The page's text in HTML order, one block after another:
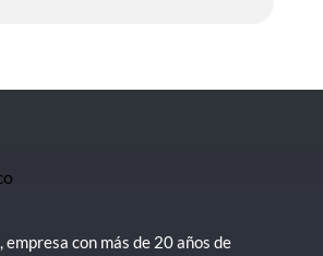
empresa con más de 20 años de